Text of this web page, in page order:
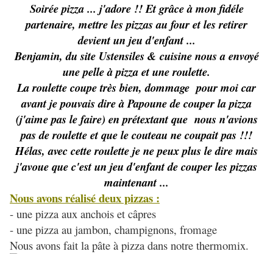
Soirée pizza ... j'adore !! Et grâce à mon fidéle
partenaire, mettre les pizzas au four et les retirer
devient un jeu d'enfant ...
Benjamin, du site Ustensiles & cuisine nous a envoyé
une pelle à pizza et une roulette.
La roulette coupe très bien, dommage pour moi car
avant je pouvais dire à Papoune de couper la pizza
(j'aime pas le faire) en prétextant que nous n'avions
pas de roulette et que le couteau ne coupait pas !!!
Hélas, avec cette roulette je ne peux plus le dire mais
j'avoue que c'est un jeu d'enfant de couper les pizzas
maintenant ...
Nous avons réalisé deux pizzas :
- une pizza aux anchois et câpres
- une pizza au jambon, champignons, fromage
Nous avons fait la pâte à pizza dans notre thermomix.